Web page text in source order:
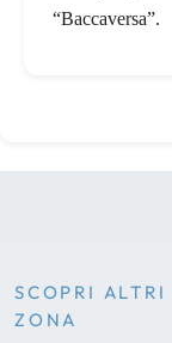
“Baccaversa”.
SCOPRI
ZONA